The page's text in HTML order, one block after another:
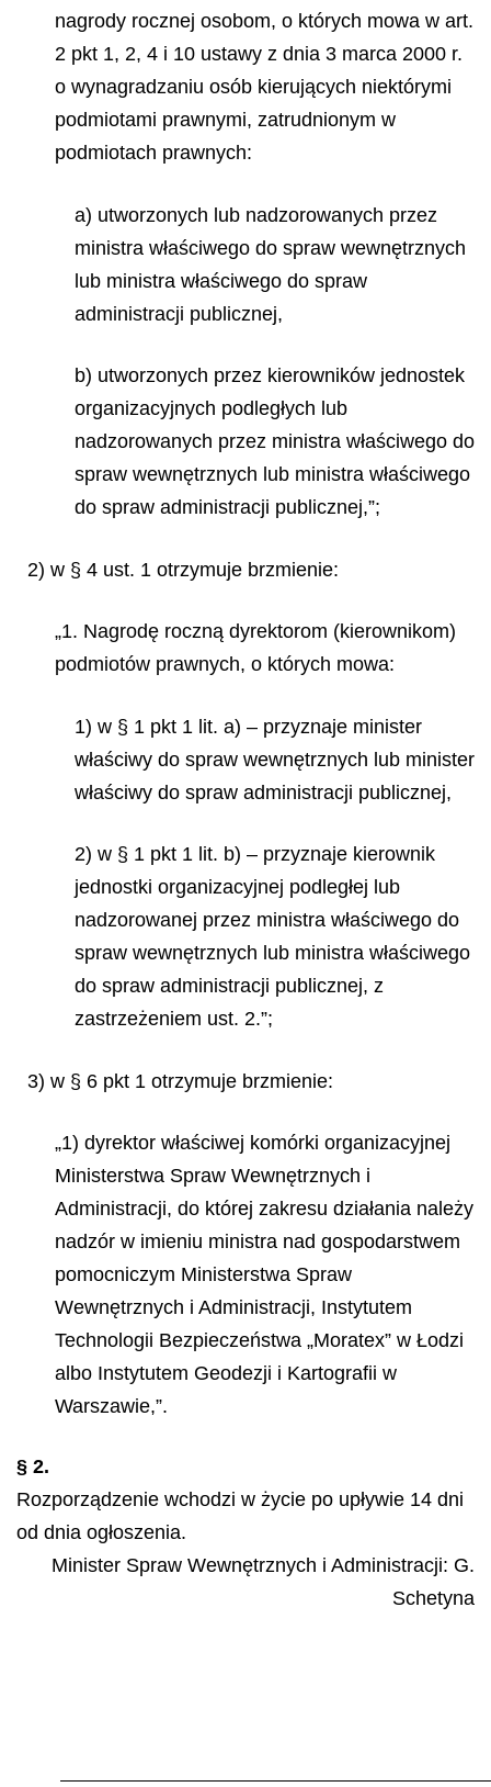
nagrody rocznej osobom, o których mowa w art.
2 pkt 1, 2, 4 i 10 ustawy z dnia 3 marca 2000 r.
o wynagradzaniu osób kierujących niektórymi
podmiotami prawnymi, zatrudnionym w
podmiotach prawnych:
a) utworzonych lub nadzorowanych przez
ministra właściwego do spraw wewnętrznych
lub ministra właściwego do spraw
administracji publicznej,
b) utworzonych przez kierowników jednostek
organizacyjnych podległych lub
nadzorowanych przez ministra właściwego do
spraw wewnętrznych lub ministra właściwego
do spraw administracji publicznej,”;
2) w § 4 ust. 1 otrzymuje brzmienie:
„1. Nagrodę roczną dyrektorom (kierownikom)
podmiotów prawnych, o których mowa:
1) w § 1 pkt 1 lit. a) – przyznaje minister
właściwy do spraw wewnętrznych lub minister
właściwy do spraw administracji publicznej,
2) w § 1 pkt 1 lit. b) – przyznaje kierownik
jednostki organizacyjnej podległej lub
nadzorowanej przez ministra właściwego do
spraw wewnętrznych lub ministra właściwego
do spraw administracji publicznej, z
zastrzeżeniem ust. 2.”;
3) w § 6 pkt 1 otrzymuje brzmienie:
„1) dyrektor właściwej komórki organizacyjnej
Ministerstwa Spraw Wewnętrznych i
Administracji, do której zakresu działania należy
nadzór w imieniu ministra nad gospodarstwem
pomocniczym Ministerstwa Spraw
Wewnętrznych i Administracji, Instytutem
Technologii Bezpieczeństwa „Moratex” w Łodzi
albo Instytutem Geodezji i Kartografii w
Warszawie,”.
§ 2.
Rozporządzenie wchodzi w życie po upływie 14 dni
od dnia ogłoszenia.
Minister Spraw Wewnętrznych i Administracji: G.
Schetyna